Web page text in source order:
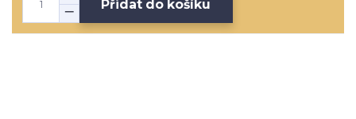
Přidat do košíku